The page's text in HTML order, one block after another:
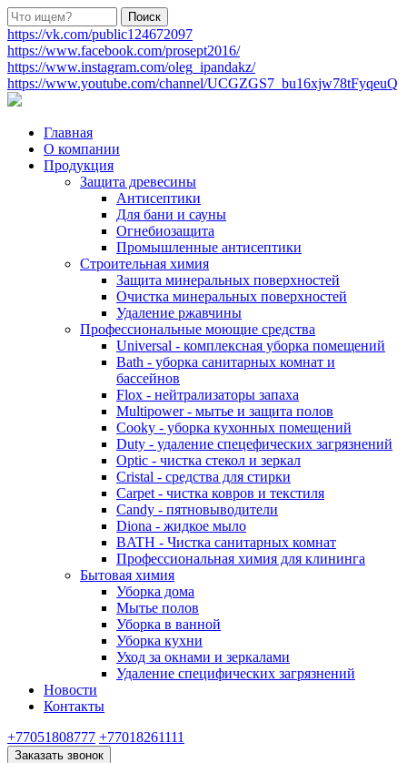
https://vk.com/public124672097
https://www.facebook.com/prosept2016/
https://www.instagram.com/oleg_ipandakz/
https://www.youtube.com/channel/UCGZGS7_bu16xjw78tFyqeuQ
Главная
О компании
Продукция
Защита древесины
Антисептики
Для бани и сауны
Огнебиозащита
Промышленные антисептики
Строительная химия
Защита минеральных поверхностей
Очистка минеральных поверхностей
Удаление ржавчины
Профессиональные моющие средства
Universal - комплексная уборка помещений
Bath - уборка санитарных комнат и
бассейнов
Flox - нейтрализаторы запаха
Multipower - мытье и защита полов
Cooky - уборка кухонных помещений
Duty - удаление спецефических загрязнений
Optic - чистка стекол и зеркал
Cristal - средства для стирки
Carpet - чистка ковров и текстиля
Candy - пятновыводители
Diona - жидкое мыло
BATH - Чистка санитарных комнат
Профессиональная химия для клининга
Бытовая химия
Уборка дома
Мытье полов
Уборка в ванной
Уборка кухни
Уход за окнами и зеркалами
Удаление специфических загрязнений
Новости
Контакты
+77051808777 +77018261111
Заказать звонок